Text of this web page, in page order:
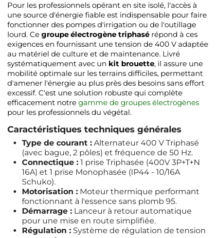
Pour les professionnels opérant en site isolé, l'accès à
une source d'énergie fiable est indispensable pour faire
fonctionner des pompes d'irrigation ou de l'outillage
lourd. Ce groupe électrogène triphasé répond à ces
exigences en fournissant une tension de 400 V adaptée
au matériel de culture et de maintenance. Livré
systématiquement avec un kit brouette, il assure une
mobilité optimale sur les terrains difficiles, permettant
d'amener l'énergie au plus près des besoins sans effort
excessif. C'est une solution robuste qui complète
efficacement notre gamme de groupes électrogènes
pour les professionnels du végétal.
Caractéristiques techniques générales
Type de courant : Alternateur 400 V Triphasé
(avec bague, 2 pôles) et fréquence de 50 Hz.
Connectique : 1 prise Triphasée (400V 3P+T+N
16A) et 1 prise Monophasée (IP44 - 10/16A
Schuko).
Motorisation : Moteur thermique performant
fonctionnant à l'essence sans plomb 95.
Démarrage : Lanceur à retour automatique
pour une mise en route simplifiée.
Régulation : Système de régulation de tension